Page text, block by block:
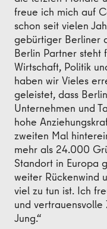
freue ich mich auf
schon seit vielen
gebürtiger Berliner
Berlin Partner steht
Wirtschaft, Politik
haben wir Vieles
geleistet, dass
Unternehmen und
hohe
zweiten Mal
mehr als 24.000
Standort in Europa
weiter Rückenwind
viel zu tun ist. Ich
und
Jung.“